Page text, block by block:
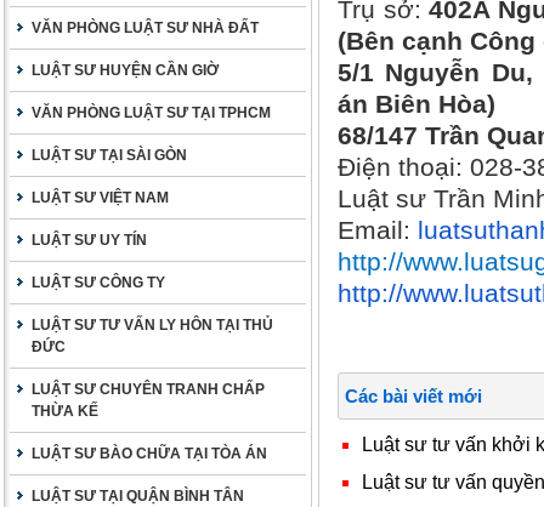
VĂN PHÒNG LUẬT SƯ NHÀ ĐẤT
LUẬT SƯ HUYỆN CẦN GIỜ
VĂN PHÒNG LUẬT SƯ TẠI TPHCM
LUẬT SƯ TẠI SÀI GÒN
LUẬT SƯ VIỆT NAM
LUẬT SƯ UY TÍN
LUẬT SƯ CÔNG TY
LUẬT SƯ TƯ VẤN LY HÔN TẠI THỦ
ĐỨC
LUẬT SƯ CHUYÊN TRANH CHẤP
THỪA KẾ
LUẬT SƯ BÀO CHỮA TẠI TÒA ÁN
LUẬT SƯ TẠI QUẬN BÌNH TÂN
Trụ sở:402A
(Bên cạnh
5/1 Nguyễn
án Biên Hòa)
68/147 Trần
Điện thoại: 028-
Luật sư Trần
Email:
http://
http://
Các bài viết mới
Luật sư tư vấn khởi
Luật sư tư vấn